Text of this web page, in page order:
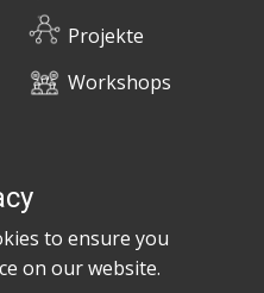
Projekte
Workshops
to ensure you
on our website.